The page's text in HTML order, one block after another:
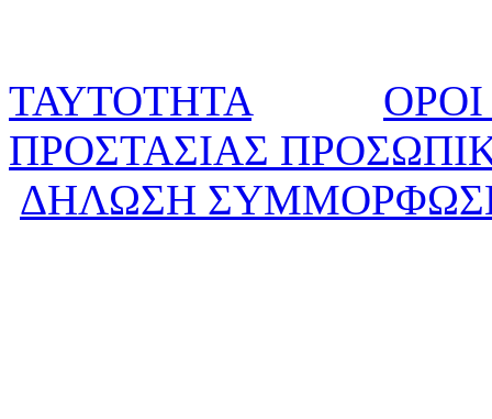
ΤΑΥΤΟΤΗΤΑ
ΠΡΟΣΤΑΣΙΑΣ
ΔΗΛΩΣΗ